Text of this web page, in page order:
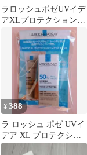
ラロッシュポゼUVイデ
アXLプロテクショント
ーンアップ パールホ
ワイト
¥388
ラ ロッシュ ポゼ UVイ
デア XL プロテクショ
ントーンアップ ティン